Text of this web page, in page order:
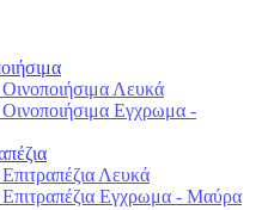
Λευκά
Εγχρωμα -
Λευκά
Εγχρωμα - Μαύρα